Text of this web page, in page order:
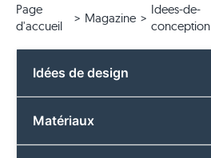
Page
d'accueil
Magazine
Idees-de-
conception
Idées de design
Toutes les idées de design
Salle de bain
Matériaux